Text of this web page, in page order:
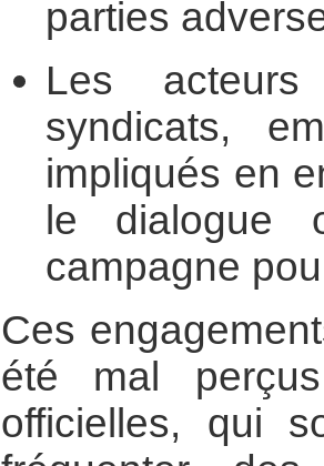
parties
Les acteurs
syndicats,
impliqués en
le dialogue
campagne
Ces
été mal
officielles, qui